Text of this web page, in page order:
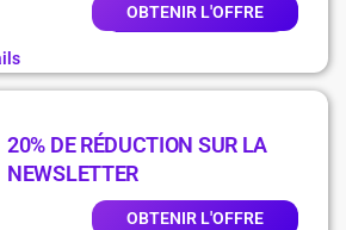
OBTENIR L'OFFRE
20% DE RÉDUCTION SUR LA
NEWSLETTER
OBTENIR L'OFFRE